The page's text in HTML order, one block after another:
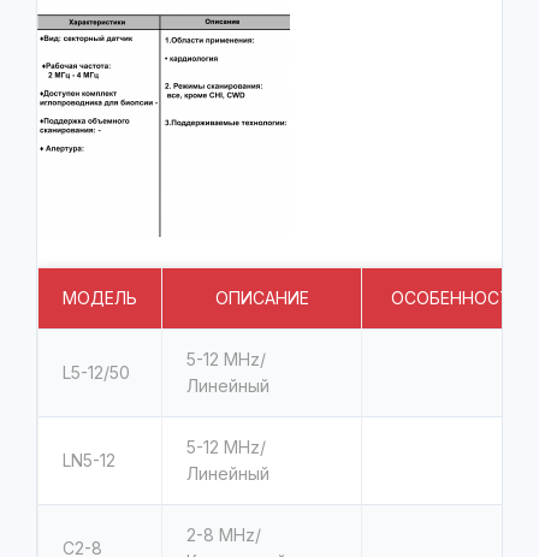
МОДЕЛЬ ОПИСАНИЕ ОСОБЕННОСТИ
L5-12/50
5-12 MHz/
Линейный
LN5-12
5-12 MHz/
Линейный
C2-8
2-8 MHz/